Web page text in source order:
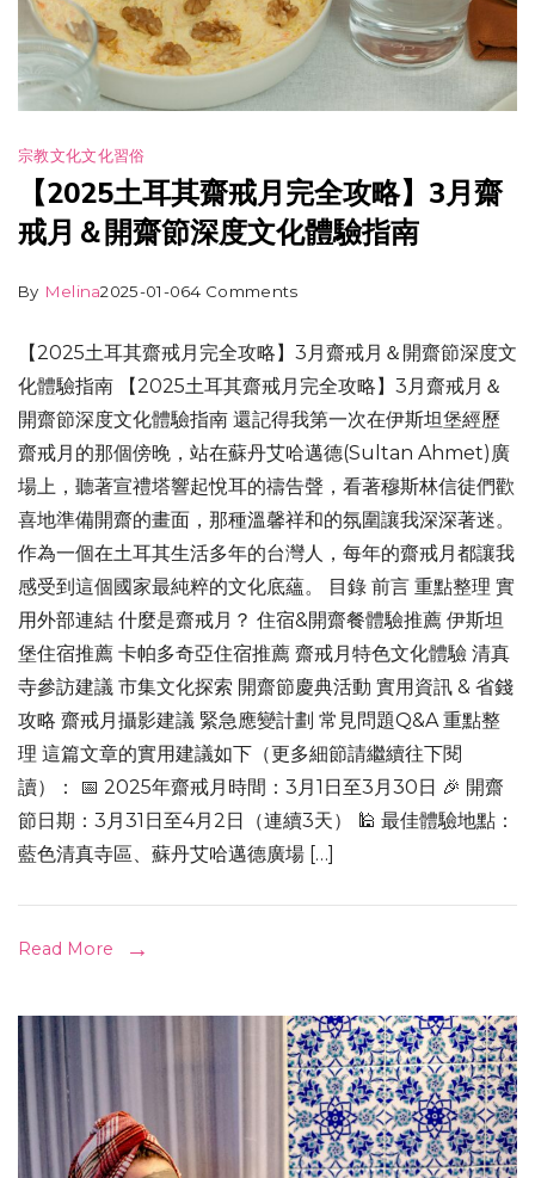
宗教文化文化習俗
【2025土耳其齋戒月完全攻略】3月齋
戒月＆開齋節深度文化體驗指南
By Melina2025-01-064 Comments
【2025土耳其齋戒月完全攻略】3月齋戒月＆開齋節深度文
化體驗指南 【2025土耳其齋戒月完全攻略】3月齋戒月＆
開齋節深度文化體驗指南 還記得我第一次在伊斯坦堡經歷
齋戒月的那個傍晚，站在蘇丹艾哈邁德(Sultan Ahmet)廣
場上，聽著宣禮塔響起悅耳的禱告聲，看著穆斯林信徒們歡
喜地準備開齋的畫面，那種溫馨祥和的氛圍讓我深深著迷。
作為一個在土耳其生活多年的台灣人，每年的齋戒月都讓我
感受到這個國家最純粹的文化底蘊。 目錄 前言 重點整理 實
用外部連結 什麼是齋戒月？ 住宿&開齋餐體驗推薦 伊斯坦
堡住宿推薦 卡帕多奇亞住宿推薦 齋戒月特色文化體驗 清真
寺參訪建議 市集文化探索 開齋節慶典活動 實用資訊 & 省錢
攻略 齋戒月攝影建議 緊急應變計劃 常見問題Q&A 重點整
理 這篇文章的實用建議如下（更多細節請繼續往下閱
讀）： 📅 2025年齋戒月時間：3月1日至3月30日 🎉 開齋
節日期：3月31日至4月2日（連續3天） 🕌 最佳體驗地點：
藍色清真寺區、蘇丹艾哈邁德廣場 […]
Read More